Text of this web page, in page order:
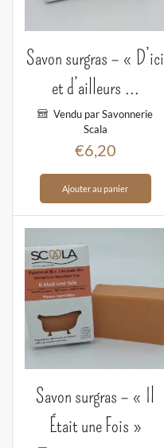
Savon surgras – « D’ici
et d’ailleurs ...
Vendu par Savonnerie
Scala
€6,20
Ajouter au panier
Savon surgras – « Il
Était une Fois »